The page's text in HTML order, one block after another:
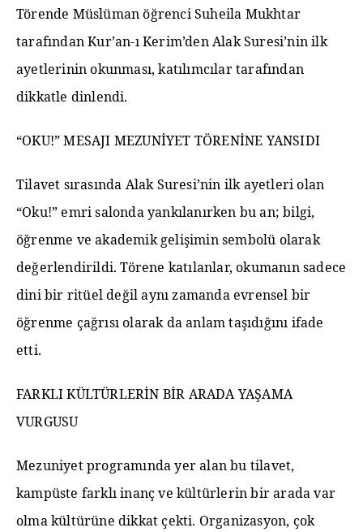
Törende Müslüman öğrenci Suheila Mukhtar
tarafından Kur’an-ı Kerim’den Alak Suresi’nin ilk
ayetlerinin okunması, katılımcılar tarafından
dikkatle dinlendi.
“OKU!” MESAJI MEZUNİYET TÖRENİNE YANSIDI
Tilavet sırasında Alak Suresi’nin ilk ayetleri olan
“Oku!” emri salonda yankılanırken bu an; bilgi,
öğrenme ve akademik gelişimin sembolü olarak
değerlendirildi. Törene katılanlar, okumanın sadece
dini bir ritüel değil aynı zamanda evrensel bir
öğrenme çağrısı olarak da anlam taşıdığını ifade
etti.
FARKLI KÜLTÜRLERİN BİR ARADA YAŞAMA
VURGUSU
Mezuniyet programında yer alan bu tilavet,
kampüste farklı inanç ve kültürlerin bir arada var
olma kültürüne dikkat çekti. Organizasyon, çok